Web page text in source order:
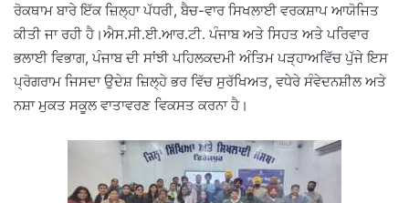
ਰੋਕਥਾਮ ਬਾਰੇ ਇੱਕ ਜ਼ਿਲ੍ਹਾ ਪੱਧਰੀ, ਬੈਚ-ਵਾਰ ਸਿਖਲਾਈ ਵਰਕਸ਼ਾਪ ਆਯੋਜਿਤ
ਕੀਤੀ ਜਾ ਰਹੀ ਹੈ।ਐਸ.ਸੀ.ਈ.ਆਰ.ਟੀ. ਪੰਜਾਬ ਅਤੇ ਸਿਹਤ ਅਤੇ ਪਰਿਵਾਰ
ਭਲਾਈ ਵਿਭਾਗ, ਪੰਜਾਬ ਦੀ ਸਾਂਝੀ ਪਹਿਲਕਦਮੀ ਅੰਤਿਮ ਪੜ੍ਹਾਅਵਿੱਚ ਪੁੱਜੇ ਇਸ
ਪ੍ਰੋਗਰਾਮ ਜਿਸਦਾ ਉਦੇਸ਼ ਜ਼ਿਲ੍ਹੇ ਭਰ ਵਿੱਚ ਸੁਰੱਖਿਅਤ, ਵਧੇਰੇ ਸੰਵੇਦਨਸ਼ੀਲ ਅਤੇ
ਨਸ਼ਾ ਮੁਕਤ ਸਕੂਲ ਵਾਤਾਵਰਣ ਵਿਕਸਤ ਕਰਨਾ ਹੈ।